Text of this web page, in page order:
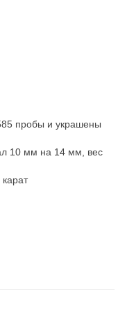
пробы и украшены
10 мм на 14 мм, вес